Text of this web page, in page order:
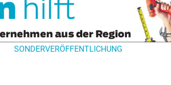
SONDERVERÖFFENTLICHUNG